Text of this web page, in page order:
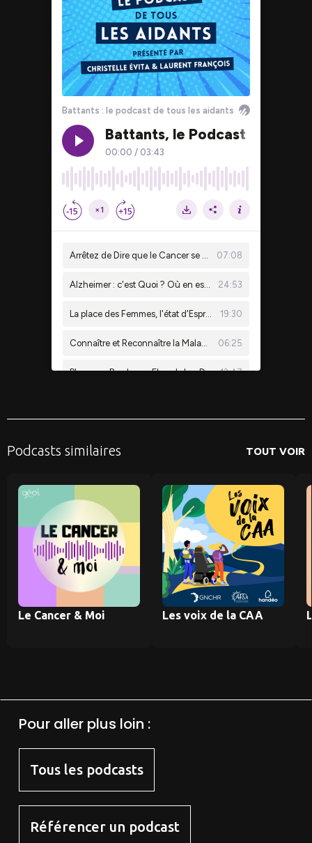
Podcasts similaires TOUT VOIR
Le Cancer & Moi Les voix de la CAA
Pour aller plus loin :
Tous les podcasts
Référencer un podcast